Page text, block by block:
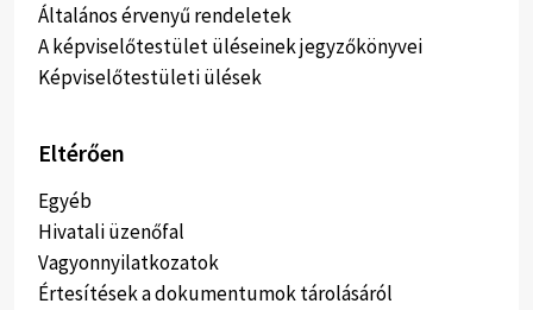
Általános érvenyű rendeletek
A képviselőtestület üléseinek jegyzőkönyvei
Képviselőtestületi ülések
Eltérően
Egyéb
Hivatali üzenőfal
Vagyonnyilatkozatok
Értesítések a dokumentumok tárolásáról